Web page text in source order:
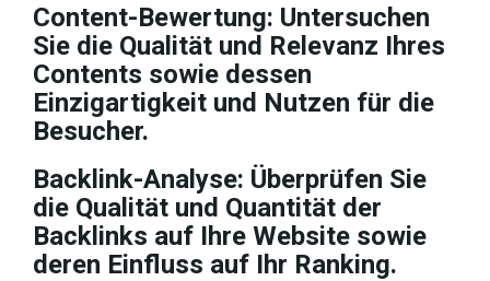
Content-Bewertung: Untersuchen
Sie die Qualität und Relevanz Ihres
Contents sowie dessen
Einzigartigkeit und Nutzen für die
Besucher.
Backlink-Analyse: Überprüfen Sie
die Qualität und Quantität der
Backlinks auf Ihre Website sowie
deren Einfluss auf Ihr Ranking.